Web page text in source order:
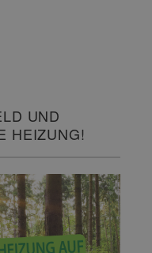
UND
HEIZUNG!